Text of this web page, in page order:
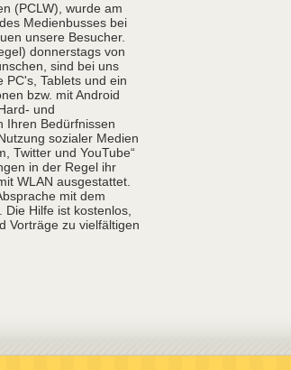
(PCLW), wurde am
Medienbusses bei
unsere Besucher.
donnerstags von
sind bei uns
PC's, Tablets und ein
bzw. mit Android
und
Ihren Bedürfnissen
sozialer Medien
Twitter und YouTube“
in der Regel ihr
WLAN ausgestattet.
mit dem
Hilfe ist kostenlos,
Vorträge zu vielfältigen